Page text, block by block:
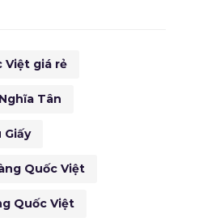
Việt giá rẻ
Tân
Giấy
Quốc Việt
Quốc Việt